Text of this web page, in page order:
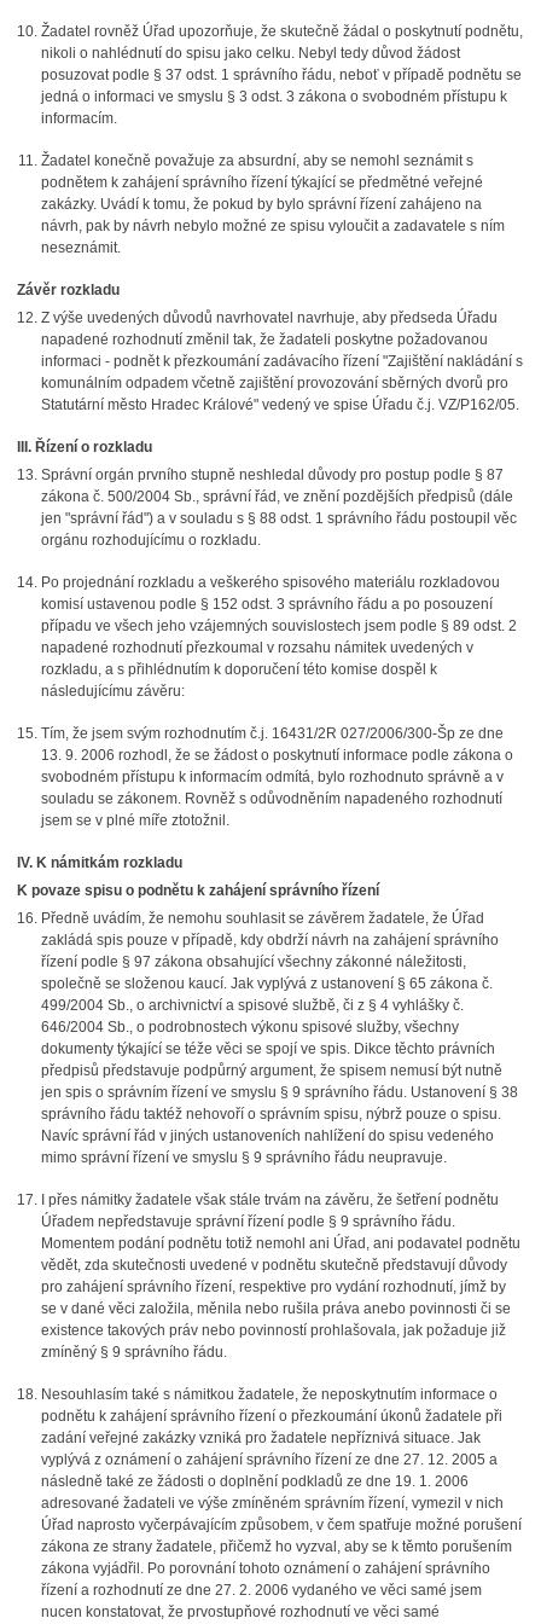
Žadatel rovněž Úřad upozorňuje, že skutečně žádal o poskytnutí podnětu,
nikoli o nahlédnutí do spisu jako celku. Nebyl tedy důvod žádost
posuzovat podle § 37 odst. 1 správního řádu, neboť v případě podnětu se
jedná o informaci ve smyslu § 3 odst. 3 zákona o svobodném přístupu k
informacím.
Žadatel konečně považuje za absurdní, aby se nemohl seznámit s
podnětem k zahájení správního řízení týkající se předmětné veřejné
zakázky. Uvádí k tomu, že pokud by bylo správní řízení zahájeno na
návrh, pak by návrh nebylo možné ze spisu vyloučit a zadavatele s ním
neseznámit.
Závěr rozkladu
Z výše uvedených důvodů navrhovatel navrhuje, aby předseda Úřadu
napadené rozhodnutí změnil tak, že žadateli poskytne požadovanou
informaci - podnět k přezkoumání zadávacího řízení "Zajištění nakládání s
komunálním odpadem včetně zajištění provozování sběrných dvorů pro
Statutární město Hradec Králové" vedený ve spise Úřadu č.j. VZ/P162/05.
III. Řízení o rozkladu
Správní orgán prvního stupně neshledal důvody pro postup podle § 87
zákona č. 500/2004 Sb., správní řád, ve znění pozdějších předpisů (dále
jen "správní řád") a v souladu s § 88 odst. 1 správního řádu postoupil věc
orgánu rozhodujícímu o rozkladu.
Po projednání rozkladu a veškerého spisového materiálu rozkladovou
komisí ustavenou podle § 152 odst. 3 správního řádu a po posouzení
případu ve všech jeho vzájemných souvislostech jsem podle § 89 odst. 2
napadené rozhodnutí přezkoumal v rozsahu námitek uvedených v
rozkladu, a s přihlédnutím k doporučení této komise dospěl k
následujícímu závěru:
Tím, že jsem svým rozhodnutím č.j. 16431/2R 027/2006/300-Šp ze dne
13. 9. 2006 rozhodl, že se žádost o poskytnutí informace podle zákona o
svobodném přístupu k informacím odmítá, bylo rozhodnuto správně a v
souladu se zákonem. Rovněž s odůvodněním napadeného rozhodnutí
jsem se v plné míře ztotožnil.
IV. K námitkám rozkladu
K povaze spisu o podnětu k zahájení správního řízení
Předně uvádím, že nemohu souhlasit se závěrem žadatele, že Úřad
zakládá spis pouze v případě, kdy obdrží návrh na zahájení správního
řízení podle § 97 zákona obsahující všechny zákonné náležitosti,
společně se složenou kaucí. Jak vyplývá z ustanovení § 65 zákona č.
499/2004 Sb., o archivnictví a spisové službě, či z § 4 vyhlášky č.
646/2004 Sb., o podrobnostech výkonu spisové služby, všechny
dokumenty týkající se téže věci se spojí ve spis. Dikce těchto právních
předpisů představuje podpůrný argument, že spisem nemusí být nutně
jen spis o správním řízení ve smyslu § 9 správního řádu. Ustanovení § 38
správního řádu taktéž nehovoří o správním spisu, nýbrž pouze o spisu.
Navíc správní řád v jiných ustanoveních nahlížení do spisu vedeného
mimo správní řízení ve smyslu § 9 správního řádu neupravuje.
I přes námitky žadatele však stále trvám na závěru, že šetření podnětu
Úřadem nepředstavuje správní řízení podle § 9 správního řádu.
Momentem podání podnětu totiž nemohl ani Úřad, ani podavatel podnětu
vědět, zda skutečnosti uvedené v podnětu skutečně představují důvody
pro zahájení správního řízení, respektive pro vydání rozhodnutí, jímž by
se v dané věci založila, měnila nebo rušila práva anebo povinnosti či se
existence takových práv nebo povinností prohlašovala, jak požaduje již
zmíněný § 9 správního řádu.
Nesouhlasím také s námitkou žadatele, že neposkytnutím informace o
podnětu k zahájení správního řízení o přezkoumání úkonů žadatele při
zadání veřejné zakázky vzniká pro žadatele nepříznivá situace. Jak
vyplývá z oznámení o zahájení správního řízení ze dne 27. 12. 2005 a
následně také ze žádosti o doplnění podkladů ze dne 19. 1. 2006
adresované žadateli ve výše zmíněném správním řízení, vymezil v nich
Úřad naprosto vyčerpávajícím způsobem, v čem spatřuje možné porušení
zákona ze strany žadatele, přičemž ho vyzval, aby se k těmto porušením
zákona vyjádřil. Po porovnání tohoto oznámení o zahájení správního
řízení a rozhodnutí ze dne 27. 2. 2006 vydaného ve věci samé jsem
nucen konstatovat, že prvostupňové rozhodnutí ve věci samé